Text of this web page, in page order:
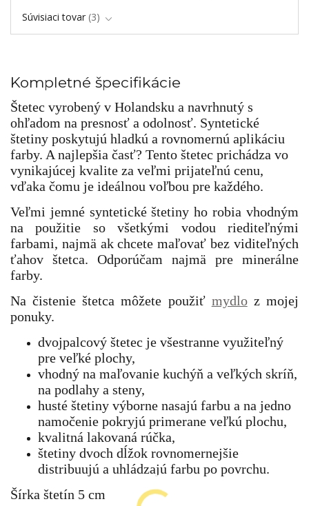
Súvisiaci tovar 3
Kompletné špecifikácie
Štetec vyrobený v Holandsku a navrhnutý s
ohľadom na presnosť a odolnosť. Syntetické
štetiny poskytujú hladkú a rovnomernú aplikáciu
farby. A najlepšia časť? Tento štetec prichádza vo
vynikajúcej kvalite za veľmi prijateľnú cenu,
vďaka čomu je ideálnou voľbou pre každého.
Veľmi jemné syntetické štetiny ho robia vhodným
na použitie so všetkými vodou riediteľnými
farbami, najmä ak chcete maľovať bez viditeľných
ťahov štetca. Odporúčam najmä pre minerálne
farby.
Na čistenie štetca môžete použiť mydloz mojej
ponuky.
dvojpalcový štetec je všestranne využiteľný
pre veľké plochy,
vhodný na maľovanie kuchýň a veľkých skríň,
na podlahy a steny,
husté štetiny výborne nasajú farbu a na jedno
namočenie pokryjú primerane veľkú plochu,
kvalitná lakovaná rúčka,
štetiny dvoch dĺžok rovnomernejšie
distribuujú a uhládzajú farbu po povrchu.
Šírka štetín 5 cm